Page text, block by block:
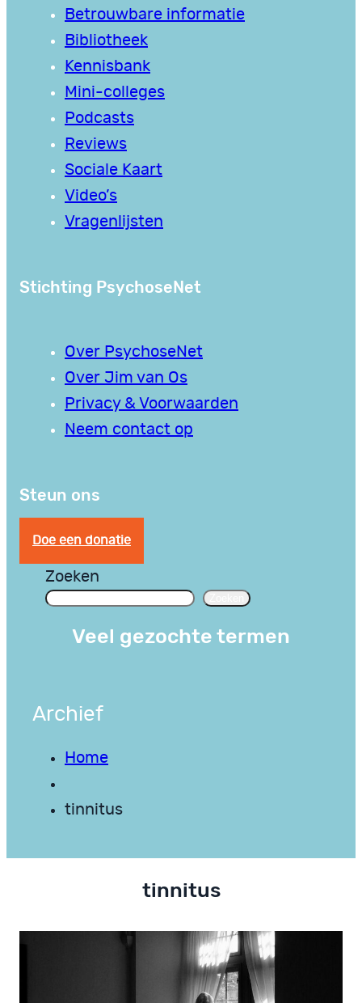
Betrouwbare informatie
Bibliotheek
Kennisbank
Mini-colleges
Podcasts
Reviews
Sociale Kaart
Video’s
Vragenlijsten
Stichting PsychoseNet
Over PsychoseNet
Over Jim van Os
Privacy & Voorwaarden
Neem contact op
Steun ons
Doe een donatie
Zoeken
Veel gezochte termen
Archief
Home
tinnitus
tinnitus